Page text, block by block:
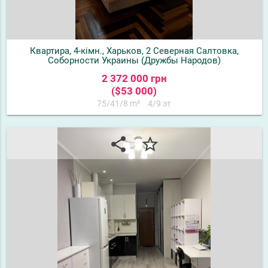
Квартира, 4-кімн., Харьков, 2 Северная Салтовка,
Соборности Украины (Дружбы Народов)
2 372 000 грн
($53 000)
75/41/8 m² 4/9 эт
share star_border